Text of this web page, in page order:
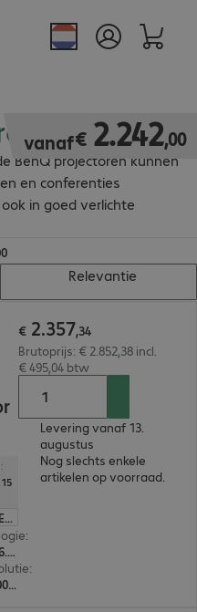
BenQ projectoren kunnen
en conferenties
in goed verlichte
vanaf€ 2.242,00
€ 2.242,00
Relevantie
Europa
:
6.000 ANSI-lumen
:
3.000.000:1
€ 2.357,34
Brutoprijs: € 2.852,38 incl.
€ 495,04 btw
Levering vanaf 13.
augustus
Nog slechts enkele
artikelen op voorraad.